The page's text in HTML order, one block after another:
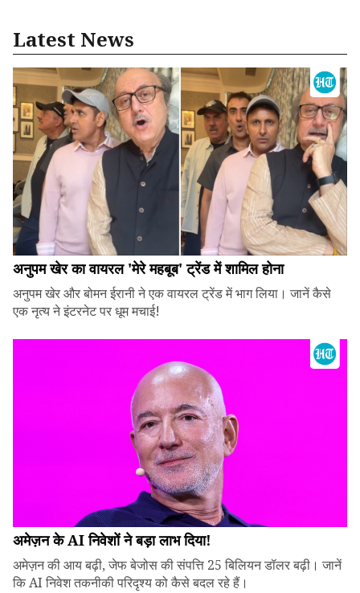
Latest News
अनुपम खेर का वायरल 'मेरे महबूब' ट्रेंड में शामिल होना
अनुपम खेर और बोमन ईरानी ने एक वायरल ट्रेंड में भाग लिया। जानें कैसे
एक नृत्य ने इंटरनेट पर धूम मचाई!
अमेज़न के AI निवेशों ने बड़ा लाभ दिया!
अमेज़न की आय बढ़ी, जेफ बेजोस की संपत्ति 25 बिलियन डॉलर बढ़ी। जानें
कि AI निवेश तकनीकी परिदृश्य को कैसे बदल रहे हैं।